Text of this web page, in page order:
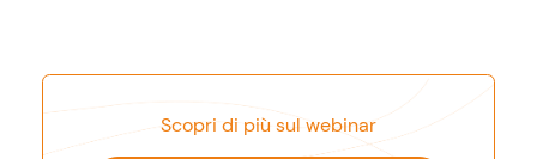
Scopri di più sul webinar